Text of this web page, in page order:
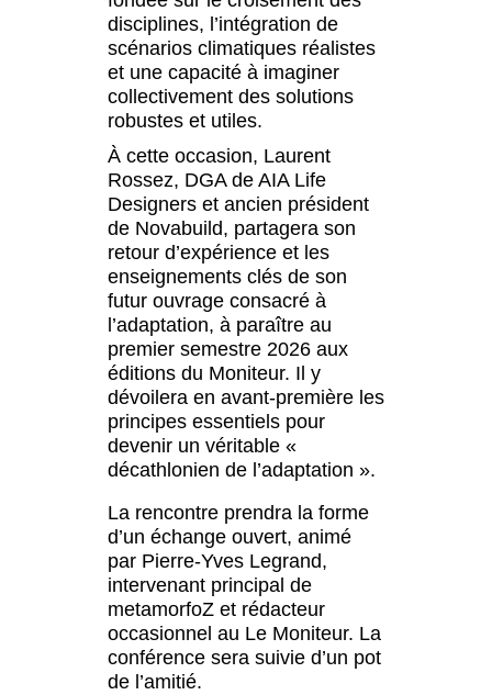
disciplines, l’intégration de
scénarios climatiques réalistes
et une capacité à imaginer
collectivement des solutions
robustes et utiles.
À cette occasion, Laurent
Rossez, DGA de AIA Life
Designers et ancien président
de Novabuild, partagera son
retour d’expérience et les
enseignements clés de son
futur ouvrage consacré à
l’adaptation, à paraître au
premier semestre 2026 aux
éditions du Moniteur. Il y
dévoilera en avant-première les
principes essentiels pour
devenir un véritable «
décathlonien de l’adaptation ».
La rencontre prendra la forme
d’un échange ouvert, animé
par Pierre-Yves Legrand,
intervenant principal de
metamorfoZ et rédacteur
occasionnel au Le Moniteur. La
conférence sera suivie d’un pot
de l’amitié.